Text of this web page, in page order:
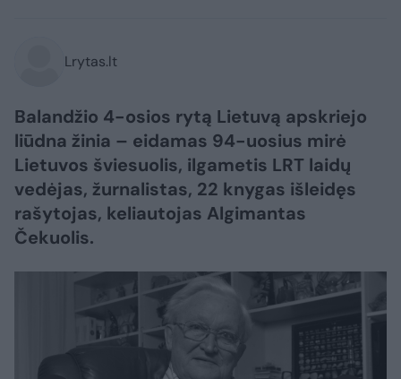
Lrytas.lt
Balandžio 4-osios rytą Lietuvą apskriejo
liūdna žinia – eidamas 94-uosius mirė
Lietuvos šviesuolis, ilgametis LRT laidų
vedėjas, žurnalistas, 22 knygas išleidęs
rašytojas, keliautojas Algimantas
Čekuolis.